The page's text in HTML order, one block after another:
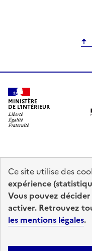
MINISTÈRE
DE L'INTÉRIEUR
service-public.fr
data.gouv.fr
Ce site utilise des
expérience
Vous pouvez
activer. Retrouvez
les mentions légales.